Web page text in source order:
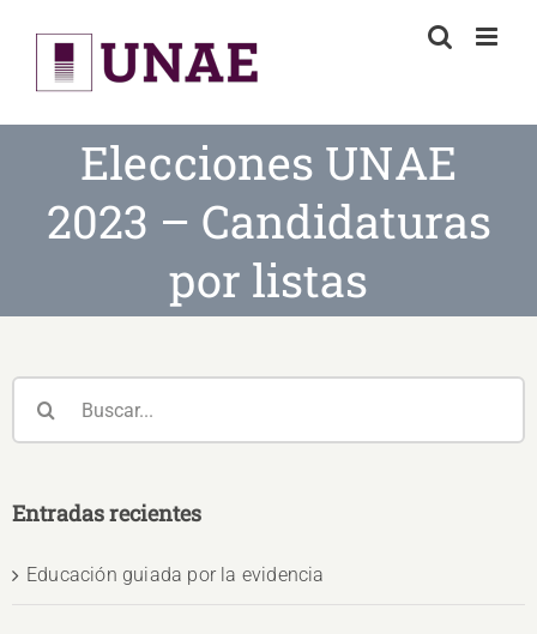
content
Elecciones UNAE
2023 – Candidaturas
por listas
Entradas recientes
Educación guiada por la evidencia